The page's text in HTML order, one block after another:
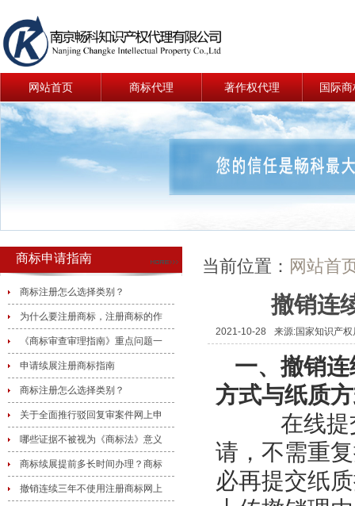
网站首页 商标代理 著作权代理 国际
商标申请指南
商标注册怎么选择类别？
为什么要注册商标，注册商标的作
《商标审查审理指南》重点问题一
申请续展注册商标指南
商标注册怎么选择类别？
关于全面推行驳回复审案件网上申
哪些证据不被视为《商标法》意义
商标续展提前多长时间办理？商标
撤销连续三年不使用注册商标网上
当前位置： 网站首
撤销连
2021-10-28 来源:国家知识产
一、撤销
方式与纸质
在线提交
请，不需重
必再提交纸